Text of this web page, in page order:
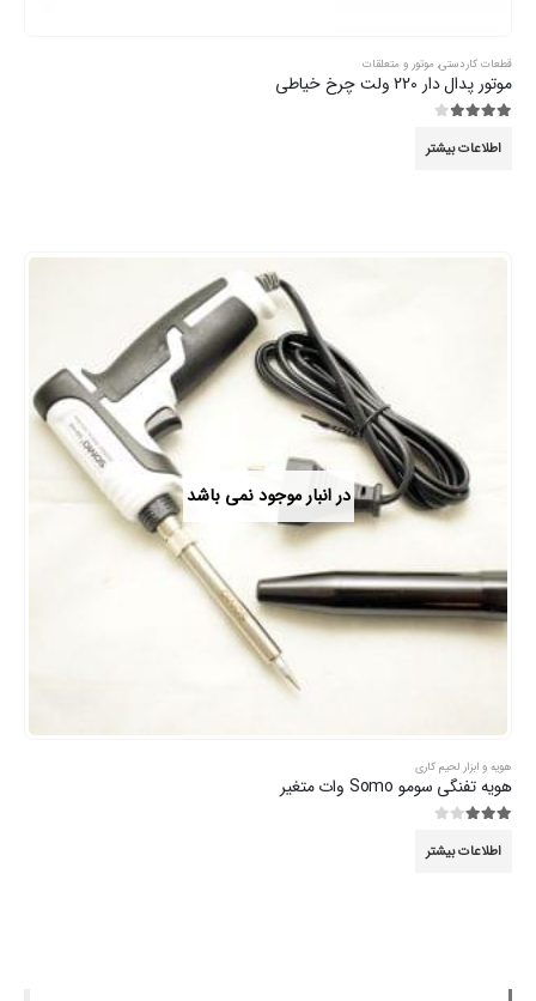
قطعات کاردستی, موتور و متعلقات
موتور پدال دار 220 ولت چرخ خیاطی
اطلاعات بیشتر
در انبار موجود نمی باشد
هویه و ابزار لحیم کاری
هویه تفنگی سومو Somo وات متغیر
اطلاعات بیشتر